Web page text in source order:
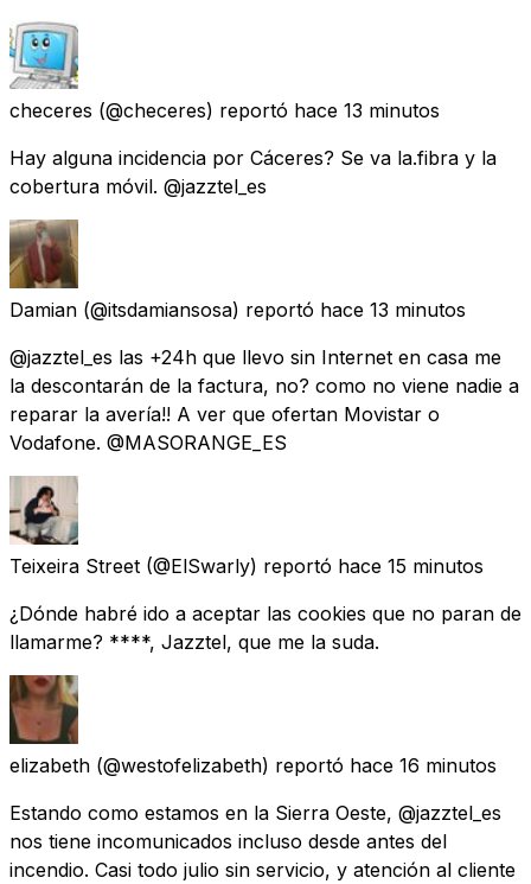
checeres (@checeres) reportó hace 13 minutos
Hay alguna incidencia por Cáceres? Se va la.fibra y la
cobertura móvil. @jazztel_es
Damian (@itsdamiansosa) reportó hace 13 minutos
@jazztel_es las +24h que llevo sin Internet en casa me
la descontarán de la factura, no? como no viene nadie a
reparar la avería!! A ver que ofertan Movistar o
Vodafone. @MASORANGE_ES
Teixeira Street (@ElSwarly) reportó hace 15 minutos
¿Dónde habré ido a aceptar las cookies que no paran de
llamarme? ****, Jazztel, que me la suda.
elizabeth (@westofelizabeth) reportó hace 16 minutos
Estando como estamos en la Sierra Oeste, @jazztel_es
nos tiene incomunicados incluso desde antes del
incendio. Casi todo julio sin servicio, y atención al cliente